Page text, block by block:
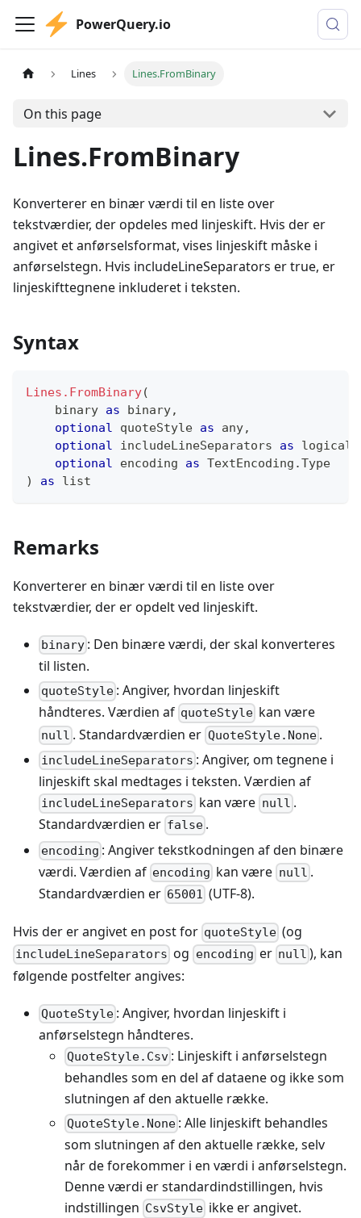
PowerQuery.io
Lines Lines.FromBinary
On this page
Lines.FromBinary
Konverterer en binær værdi til en liste over
tekstværdier, der opdeles med linjeskift. Hvis der er
angivet et anførselsformat, vises linjeskift måske i
anførselstegn. Hvis includeLineSeparators er true, er
linjeskifttegnene inkluderet i teksten.
Syntax
Lines.FromBinary(
binary as binary,
optional quoteStyle as any,
optional includeLineSeparators as logical
optional encoding as TextEncoding.Type
)
as list
Remarks
Konverterer en binær værdi til en liste over
tekstværdier, der er opdelt ved linjeskift.
binary : Den binære værdi, der skal konverteres
til listen.
quoteStyle : Angiver, hvordan linjeskift
håndteres. Værdien af quoteStyle kan være
null . Standardværdien er QuoteStyle.None.
includeLineSeparators : Angiver, om tegnene i
linjeskift skal medtages i teksten. Værdien af
includeLineSeparators kan være null .
Standardværdien er false .
encoding : Angiver tekstkodningen af den binære
værdi. Værdien af encoding kan være null .
Standardværdien er 65001 (UTF-8).
Hvis der er angivet en post for quoteStyle (og
includeLineSeparators og encoding er null ), kan
følgende postfelter angives:
QuoteStyle : Angiver, hvordan linjeskift i
anførselstegn håndteres.
QuoteStyle.Csv : Linjeskift i anførselstegn
behandles som en del af dataene og ikke som
slutningen af den aktuelle række.
QuoteStyle.None : Alle linjeskift behandles
som slutningen af den aktuelle række, selv
når de forekommer i en værdi i anførselstegn.
Denne værdi er standardindstillingen, hvis
indstillingen CsvStyle ikke er angivet.